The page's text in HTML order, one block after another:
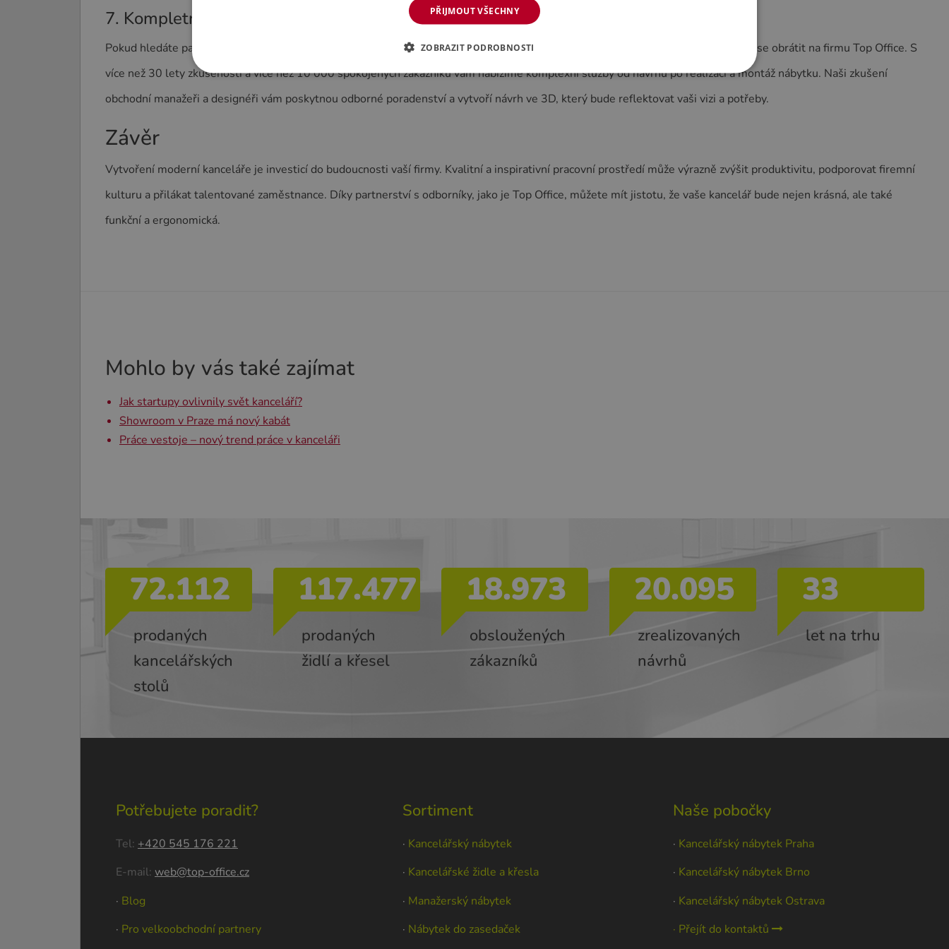
7. Kompletní servis od návrhu po realizaci
Pokud hledáte partnera, který vám pomůže vytvořit moderní kancelář, která splňuje všechny výše uvedené požadavky, neváhejte se obrátit na firmu Top Office. S
více než 30 lety zkušeností a více než 10 000 spokojených zákazníků vám nabízíme komplexní služby od návrhu po realizaci a montáž nábytku. Naši zkušení
obchodní manažeři a designéři vám poskytnou odborné poradenství a vytvoří návrh ve 3D, který bude reflektovat vaši vizi a potřeby.
Závěr
Vytvoření moderní kanceláře je investicí do budoucnosti vaší firmy. Kvalitní a inspirativní pracovní prostředí může výrazně zvýšit produktivitu, podporovat firemní
kulturu a přilákat talentované zaměstnance. Díky partnerství s odborníky, jako je Top Office, můžete mít jistotu, že vaše kancelář bude nejen krásná, ale také
funkční a ergonomická.
Mohlo by vás také zajímat
Jak startupy ovlivnily svět kanceláří?
Showroom v Praze má nový kabát
Práce vestoje – nový trend práce v kanceláři
72.112
prodaných
kancelářských
stolů
117.477
prodaných
židlí a křesel
18.973
obsloužených
zákazníků
20.095
zrealizovaných
návrhů
33
let na trhu
Potřebujete poradit?
Tel: +420 545 176 221
E-mail: web@top-office.cz
· Blog
· Pro velkoobchodní partnery
Sortiment
· Kancelářský nábytek
· Kancelářské židle a křesla
· Manažerský nábytek
· Nábytek do zasedaček
Naše pobočky
· Kancelářský nábytek Praha
· Kancelářský nábytek Brno
· Kancelářský nábytek Ostrava
· Přejít do kontaktů
PŘIJMOUT VŠECHNY
ZOBRAZIT PODROBNOSTI